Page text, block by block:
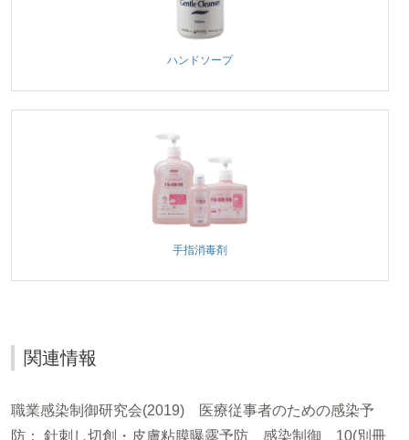
ハンドソープ
手指消毒剤
関連情報
職業感染制御研究会(2019) 医療従事者のための感染予
防： 針刺し切創・皮膚粘膜曝露予防 感染制御 10(別冊